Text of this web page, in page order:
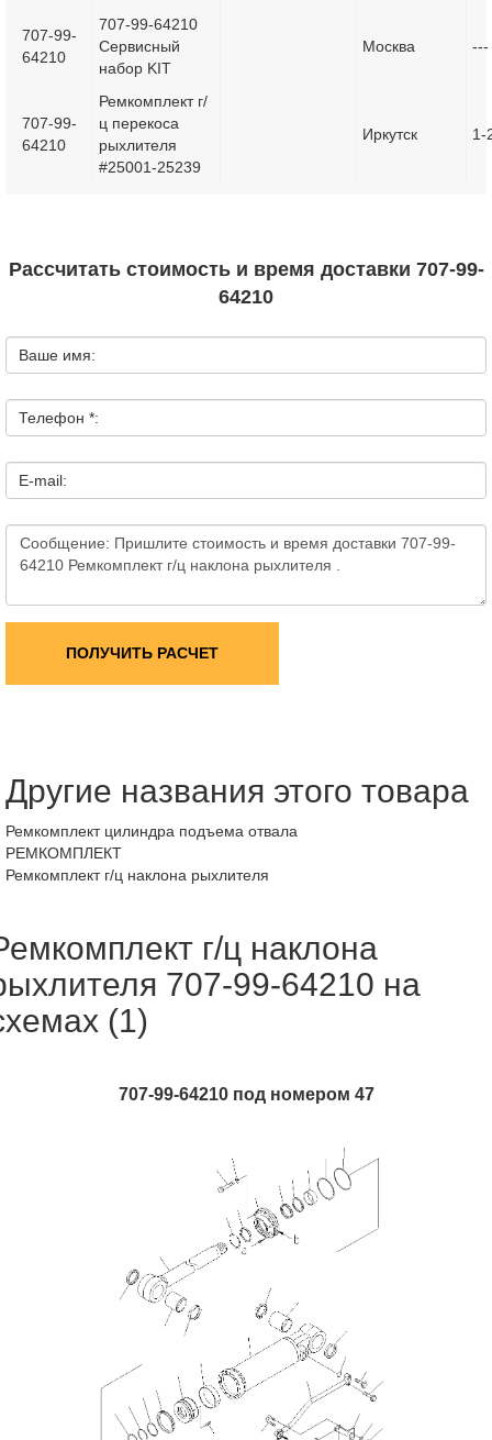
707-99-
64210
707-99-64210
Сервисный
набор KIT
Москва ---
707-99-
64210
Ремкомплект г/
ц перекоса
рыхлителя
#25001-25239
Иркутск 1-
Рассчитать стоимость и время доставки 707-99-
64210
Ваше имя:
Телефон *:
E-mail:
ПОЛУЧИТЬ РАСЧЕТ
Другие названия этого товара
Ремкомплект цилиндра подъема отвала
РЕМКОМПЛЕКТ
Ремкомплект г/ц наклона рыхлителя
г/ц наклона
707-99-64210 на
(1)
707-99-64210 под номером 47